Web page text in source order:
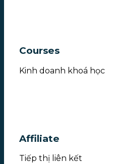
Courses
Kinh doanh khoá học
Affiliate
Tiếp thị liên kết